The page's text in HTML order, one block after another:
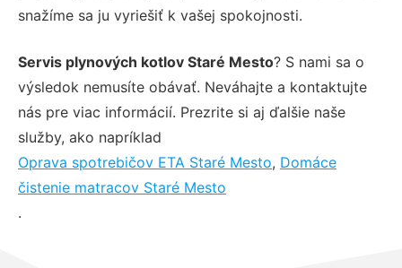
snažíme sa ju vyriešiť k vašej spokojnosti.
Servis plynových kotlov Staré Mesto? S nami sa o
výsledok nemusíte obávať. Neváhajte a kontaktujte
nás pre viac informácií. Prezrite si aj ďalšie naše
služby, ako napríklad
Oprava spotrebičov ETA Staré Mesto, Domáce
čistenie matracov Staré Mesto
.